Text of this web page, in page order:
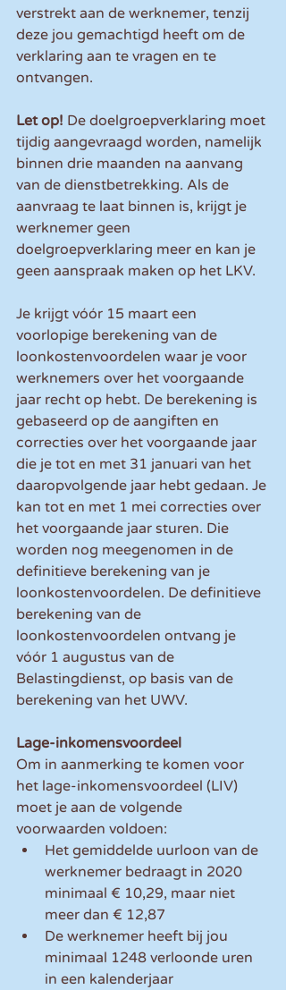
verstrekt aan de werknemer, tenzij
deze jou gemachtigd heeft om de
verklaring aan te vragen en te
ontvangen.
Let op! De doelgroepverklaring moet
tijdig aangevraagd worden, namelijk
binnen drie maanden na aanvang
van de dienstbetrekking. Als de
aanvraag te laat binnen is, krijgt je
werknemer geen
doelgroepverklaring meer en kan je
geen aanspraak maken op het LKV.
Je krijgt vóór 15 maart een
voorlopige berekening van de
loonkostenvoordelen waar je voor
werknemers over het voorgaande
jaar recht op hebt. De berekening is
gebaseerd op de aangiften en
correcties over het voorgaande jaar
die je tot en met 31 januari van het
daaropvolgende jaar hebt gedaan. Je
kan tot en met 1 mei correcties over
het voorgaande jaar sturen. Die
worden nog meegenomen in de
definitieve berekening van je
loonkostenvoordelen. De definitieve
berekening van de
loonkostenvoordelen ontvang je
vóór 1 augustus van de
Belastingdienst, op basis van de
berekening van het UWV.
Lage-inkomensvoordeel
Om in aanmerking te komen voor
het lage-inkomensvoordeel (LIV)
moet je aan de volgende
voorwaarden voldoen:
Het gemiddelde uurloon van de
werknemer bedraagt in 2020
minimaal € 10,29, maar niet
meer dan € 12,87
De werknemer heeft bij jou
minimaal 1248 verloonde uren
in een kalenderjaar